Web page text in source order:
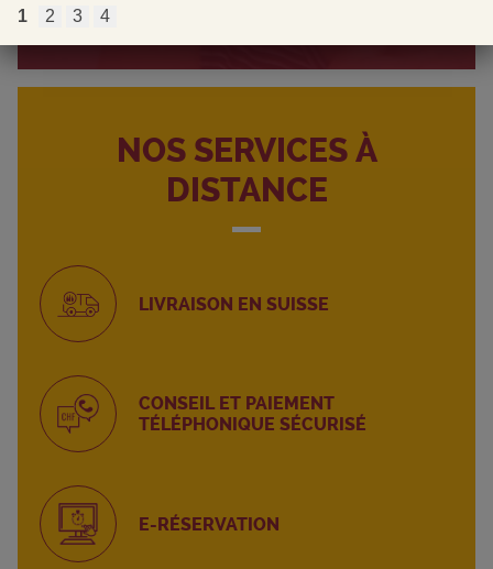
NOS SERVICES À
DISTANCE
LIVRAISON EN SUISSE
CONSEIL ET PAIEMENT
TÉLÉPHONIQUE SÉCURISÉ
E-RÉSERVATION
1 2 3 4